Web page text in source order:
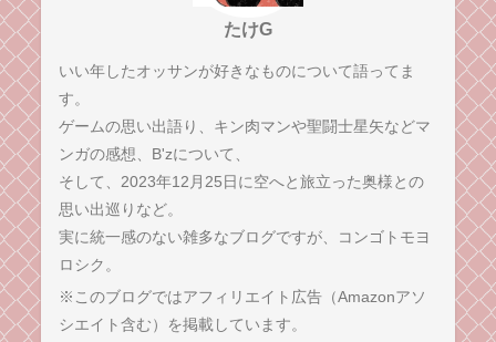
たけG
いい年したオッサンが好きなものについて語ってま
す。
ゲームの思い出語り、キン肉マンや聖闘士星矢などマ
ンガの感想、B'zについて、
そして、2023年12月25日に空へと旅立った奥様との
思い出巡りなど。
実に統一感のない雑多なブログですが、コンゴトモヨ
ロシク。
※このブログではアフィリエイト広告（Amazonアソ
シエイト含む）を掲載しています。